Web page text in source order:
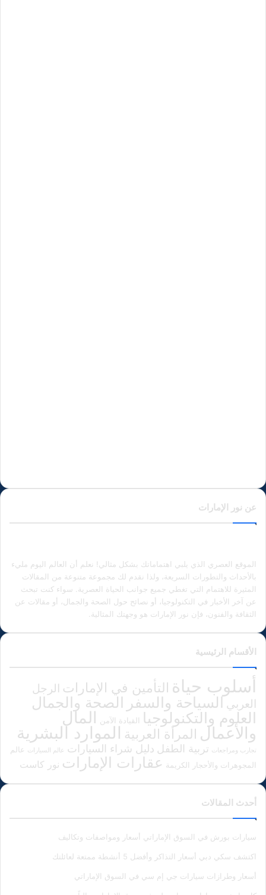
عن نور الإمارات
الموقع العصري الذي يلبي اهتماماتك بشكل مثالي! نعلم أن العالم اليوم مليء
بالأحداث والتطورات السريعة، ولذا نقدم لك مجموعة متنوعة من المقالات
المثيرة للاهتمام التي تغطي جميع جوانب الحياة العصرية. سواء كنت تبحث
عن آخر الأخبار في التكنولوجيا، أو نصائح حول الصحة والجمال، أو مقالات عن
الثقافة والفنون، فإن نور الإمارات هو وجهتك المثالية.
الأقسام الرئيسية
أسلوب حياة التأمين في الإمارات
الرجل
العربي السياحة والسفر الصحة والجمال
العلوم والتكنولوجيا
القيادة الآمن المال
والأعمال المرأة العربية الموارد البشرية
تجارب ومراجعات تربية الطفل دليل شراء السيارات عالم السيارات عالم
المجوهرات والأحجار الكريمة عقارات الإمارات نور كاست
أحدث المقالات
سيارات بورش في السوق الإماراتي أسعار ومواصفات وتكاليف
اكتشف سكي دبي أسعار التذاكر وأفضل 5 أنشطة ممتعة لعائلتك
أسعار وطرازات سيارات جي إم سي في السوق الإماراتي